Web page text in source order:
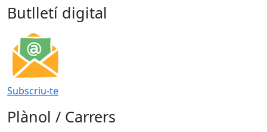
Butlletí digital
Subscriu-te
Plànol / Carrers